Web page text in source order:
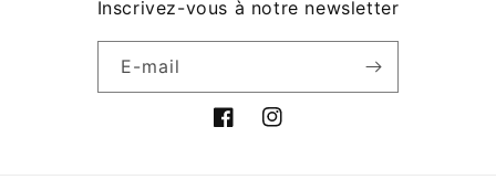
Inscrivez-vous à notre newsletter
E-mail
FacebookInstagram